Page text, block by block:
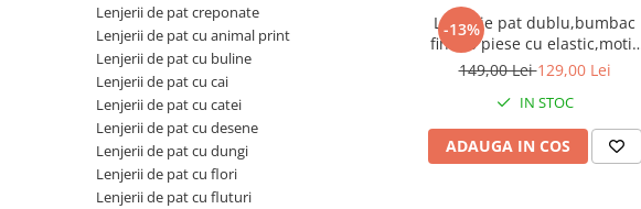
Cu Motiv TraditionalLenjerii de pat creponate
Lenjerii de pat cu animal print
Lenjerii de pat cu buline
Lenjerii de pat cu cai
Lenjerii de pat cu catei
Lenjerii de pat cu desene
Lenjerii de pat cu dungi
Lenjerii de pat cu flori
Lenjerii de pat cu fluturi
-13%
Lenjerie pat dublu,bumbac
finet,6 piese cu elastic,motiv
traditional,trandafiri-A223
149,00 Lei129,00 Lei
IN STOC
ADAUGA IN COS